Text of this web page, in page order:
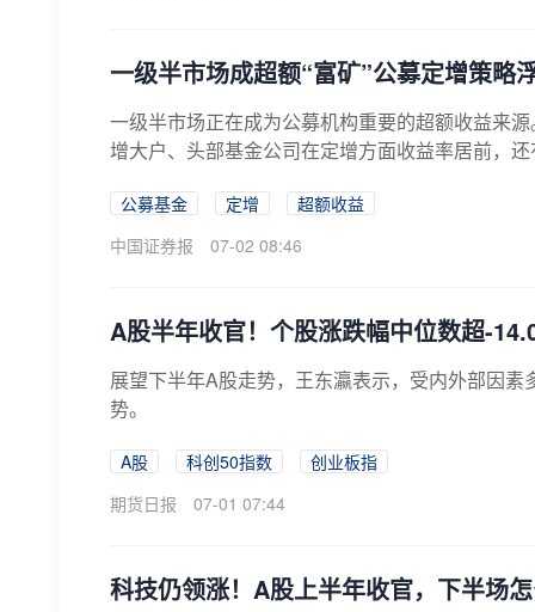
一级半市场成超额“富矿”公募定增策略
一级半市场正在成为公募机构重要的超额收益来
增大户、头部基金公司在定增方面收益率居前，
公募基金 定增
超额收益
中国证券报
07-02 08:46
A股半年收官！个股涨跌幅中位数超-
展望下半年A股走势，王东瀛表示，受内外部因素
势。
A股 科创50指数
创业板指
期货日报
07-01 07:44
科技仍领涨！A股上半年收官，下半场